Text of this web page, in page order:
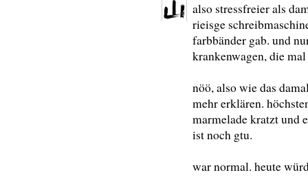
also stressfreier als
rieisge
farbbänder gab. und
krankenwagen, die
nöö, also wie das
mehr erklären.
marmelade kratzt und
ist noch gtu.
war normal. heute